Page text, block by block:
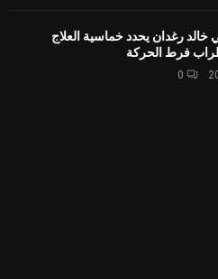
خالد رغدان يحدد خماسية العلاج
فرط الحركة
0